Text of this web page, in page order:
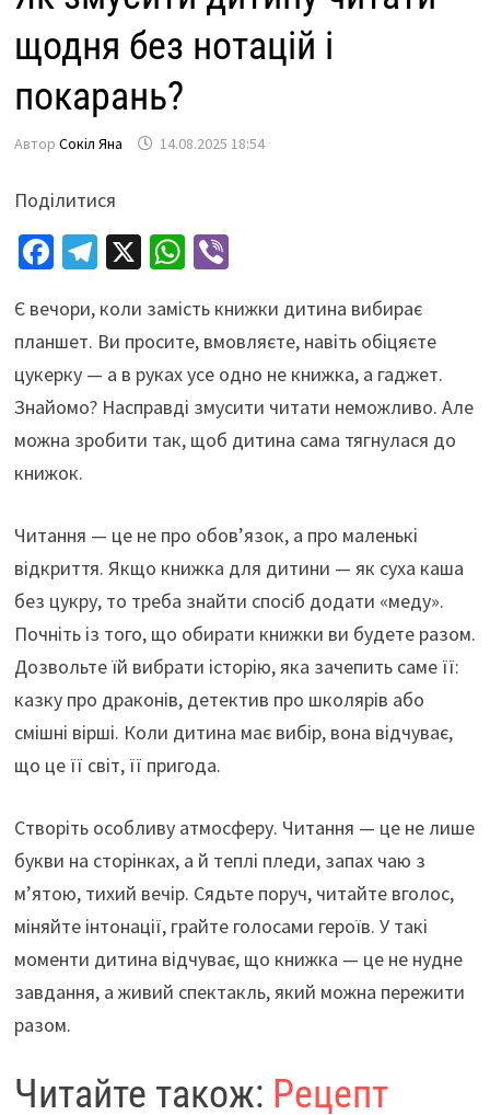
щодня без нотацій і
покарань?
Автор Сокіл Яна 14.08.2025 18:54
Поділитися
Fa
b
o
o
k
Te
gr
a
m
X W
at
sA
p
p
Vi
er
Є вечори, коли замість книжки дитина вибирає
планшет. Ви просите, вмовляєте, навіть обіцяєте
цукерку — а в руках усе одно не книжка, а гаджет.
Знайомо? Насправді змусити читати неможливо. Але
можна зробити так, щоб дитина сама тягнулася до
книжок.
Читання — це не про обов’язок, а про маленькі
відкриття. Якщо книжка для дитини — як суха каша
без цукру, то треба знайти спосіб додати «меду».
Почніть із того, що обирати книжки ви будете разом.
Дозвольте їй вибрати історію, яка зачепить саме її:
казку про драконів, детектив про школярів або
смішні вірші. Коли дитина має вибір, вона відчуває,
що це її світ, її пригода.
Створіть особливу атмосферу. Читання — це не лише
букви на сторінках, а й теплі пледи, запах чаю з
м’ятою, тихий вечір. Сядьте поруч, читайте вголос,
міняйте інтонації, грайте голосами героїв. У такі
моменти дитина відчуває, що книжка — це не нудне
завдання, а живий спектакль, який можна пережити
разом.
Читайте також: Рецепт